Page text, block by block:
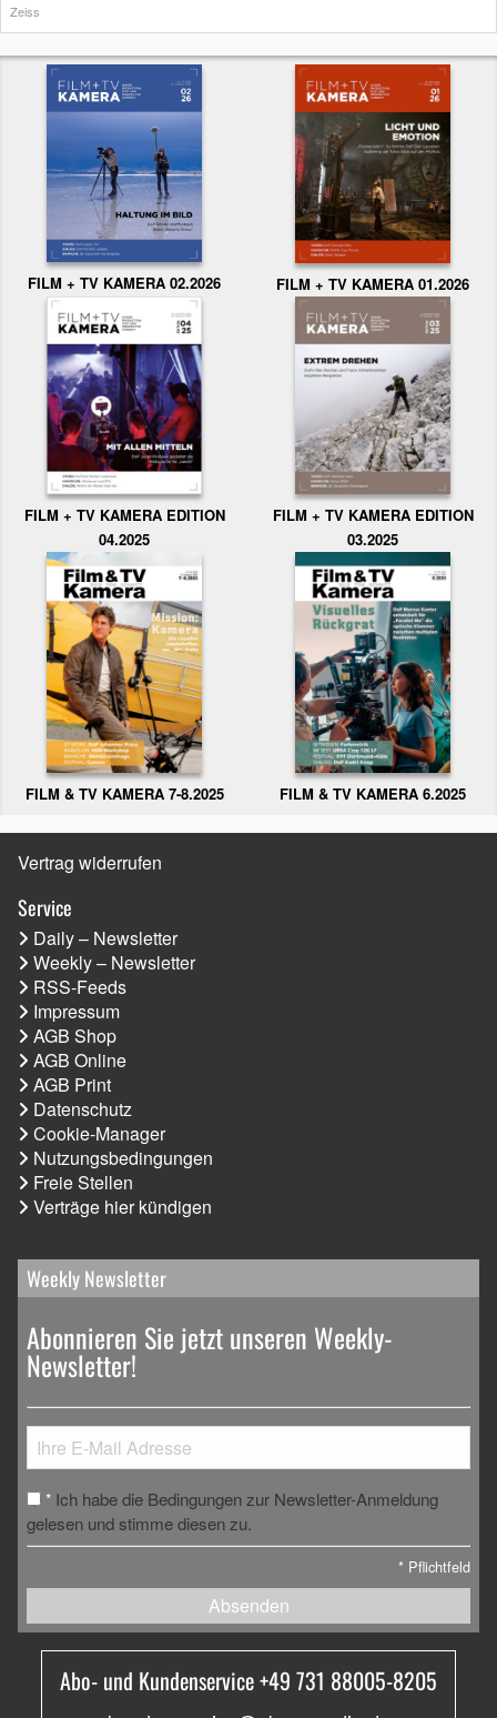
Zeiss
FILM + TV KAMERA 02.2026 FILM + TV KAMERA 01.2026
FILM + TV KAMERA EDITION
04.2025
FILM + TV KAMERA EDITION
03.2025
FILM & TV KAMERA 7-8.2025 FILM & TV KAMERA 6.2025
Vertrag widerrufen
Service
Daily – Newsletter
Weekly – Newsletter
RSS-Feeds
Impressum
AGB Shop
AGB Online
AGB Print
Datenschutz
Cookie-Manager
Nutzungsbedingungen
Freie Stellen
Verträge hier kündigen
Weekly Newsletter
Abonnieren Sie jetzt unseren Weekly-
Newsletter!
* Ich habe die Bedingungen zur Newsletter-Anmeldung
gelesen und stimme diesen zu.
* Pflichtfeld
Absenden
Abo- und Kundenservice +49 731 88005-8205